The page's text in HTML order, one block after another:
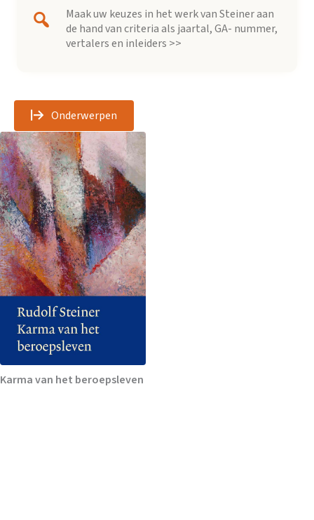
Maak uw keuzes in het werk van Steiner aan
de hand van criteria als jaartal, GA- nummer,
vertalers en inleiders >>
Onderwerpen
Karma van het beroepsleven